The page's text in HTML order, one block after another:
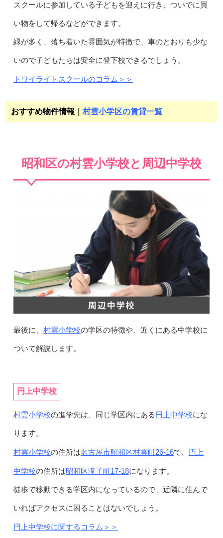
スクールに参加している子どもを迎えに行き、ついでに買
い物をして帰るなどができます。
緑が多く、落ち着いた雰囲気が特徴で、車のとおりも少な
いので子どもたちは安全に登下校できるでしょう。
トワイライトスクールのコラム＞＞
おすすめ物件情報｜ 村雲小学区の賃貸一覧
昭和区の村雲小学校と周辺中学校
最後に、 村雲小学校の学区の特徴や、近くにある中学校に
ついて解説します。
円上中学校
村雲小学校の進学先は、同じ学区内にある円上中学校にな
ります。
村雲小学校の住所は名古屋市昭和区村雲町26-16で、 円上
中学校の住所は昭和区滝子町17-18になります。
徒歩で移動できる学区内になっているので、近隣に住んで
いればアクセスに困ることはないでしょう。
円上中学校に関するコラム＞＞